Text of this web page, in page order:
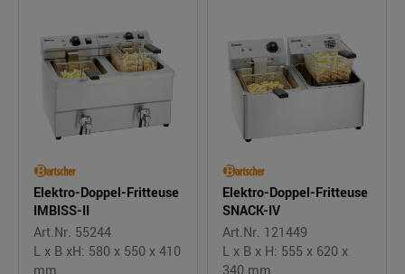
Elektro-Doppel-Fritteuse
IMBISS-II
Art.Nr. 55244
L x B xH: 580 x 550 x 410
Elektro-Doppel-Fritteuse
SNACK-IV
Art.Nr. 121449
L x B x H: 555 x 620 x